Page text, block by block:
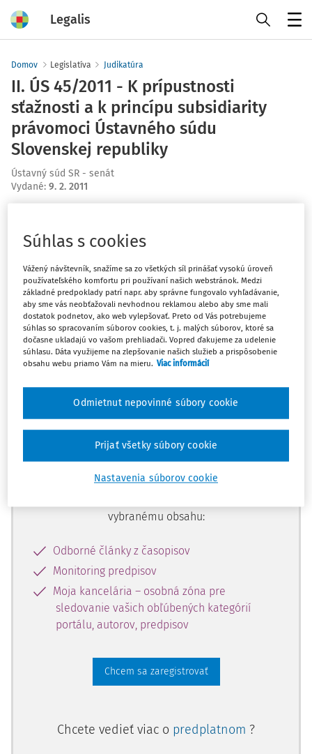
Legalis
Domov Legislatíva Judikatúra
II. ÚS 45/2011 - K prípustnosti
sťažnosti a k princípu subsidiarity
právomoci Ústavného súdu
Slovenskej republiky
Ústavný súd SR - senát
Vydané: 9. 2. 2011
Ups, zatiaľ ste si prečítali len
začiatok...
Celý odborný obsah z tejto oblasti je
dostupný predplatiteľom portálu.
Odomknite si prístup k odbornému
obsahu a získajte prístup na 10 dní
zdarma, stačí sa len zaregistrovať.
vybranému obsahu:
Odborné články z časopisov
Monitoring predpisov
Moja kancelária – osobná zóna pre
sledovanie vašich obľúbených kategórií
portálu, autorov, predpisov
Chcem sa zaregistrovať
Chcete vedieť viac o predplatnom ?
Súhlas s cookies
Vážený návštevník, snažíme sa zo všetkých síl prinášať vysokú úroveň
používateľského komfortu pri používaní našich webstránok. Medzi
základné predpoklady patrí napr. aby správne fungovalo vyhľadávanie,
aby sme vás neobťažovali nevhodnou reklamou alebo aby sme mali
dostatok podnetov, ako web vylepšovať. Preto od Vás potrebujeme
súhlas so spracovaním súborov cookies, t. j. malých súborov, ktoré sa
dočasne ukladajú vo vašom prehliadači. Vopred ďakujeme za udelenie
súhlasu. Dáta využijeme na zlepšovanie našich služieb a prispôsobenie
obsahu webu priamo Vám na mieru. Viac informácií
Nastavenia súborov cookie
Odmietnut nepovinné súbory cookie
Prijať všetky súbory cookie